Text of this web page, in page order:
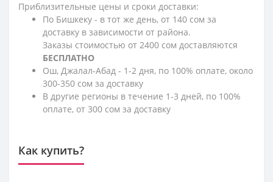
Приблизительные цены и сроки доставки:
По Бишкеку - в тот же день, от 140 сом за
доставку в зависимости от района.
Заказы стоимостью от 2400 сом доставляются
БЕСПЛАТНО
Ош, Джалал-Абад - 1-2 дня, по 100% оплате, около
300-350 сом за доставку
В другие регионы в течение 1-3 дней, по 100%
оплате, от 300 сом за доставку
Как купить?